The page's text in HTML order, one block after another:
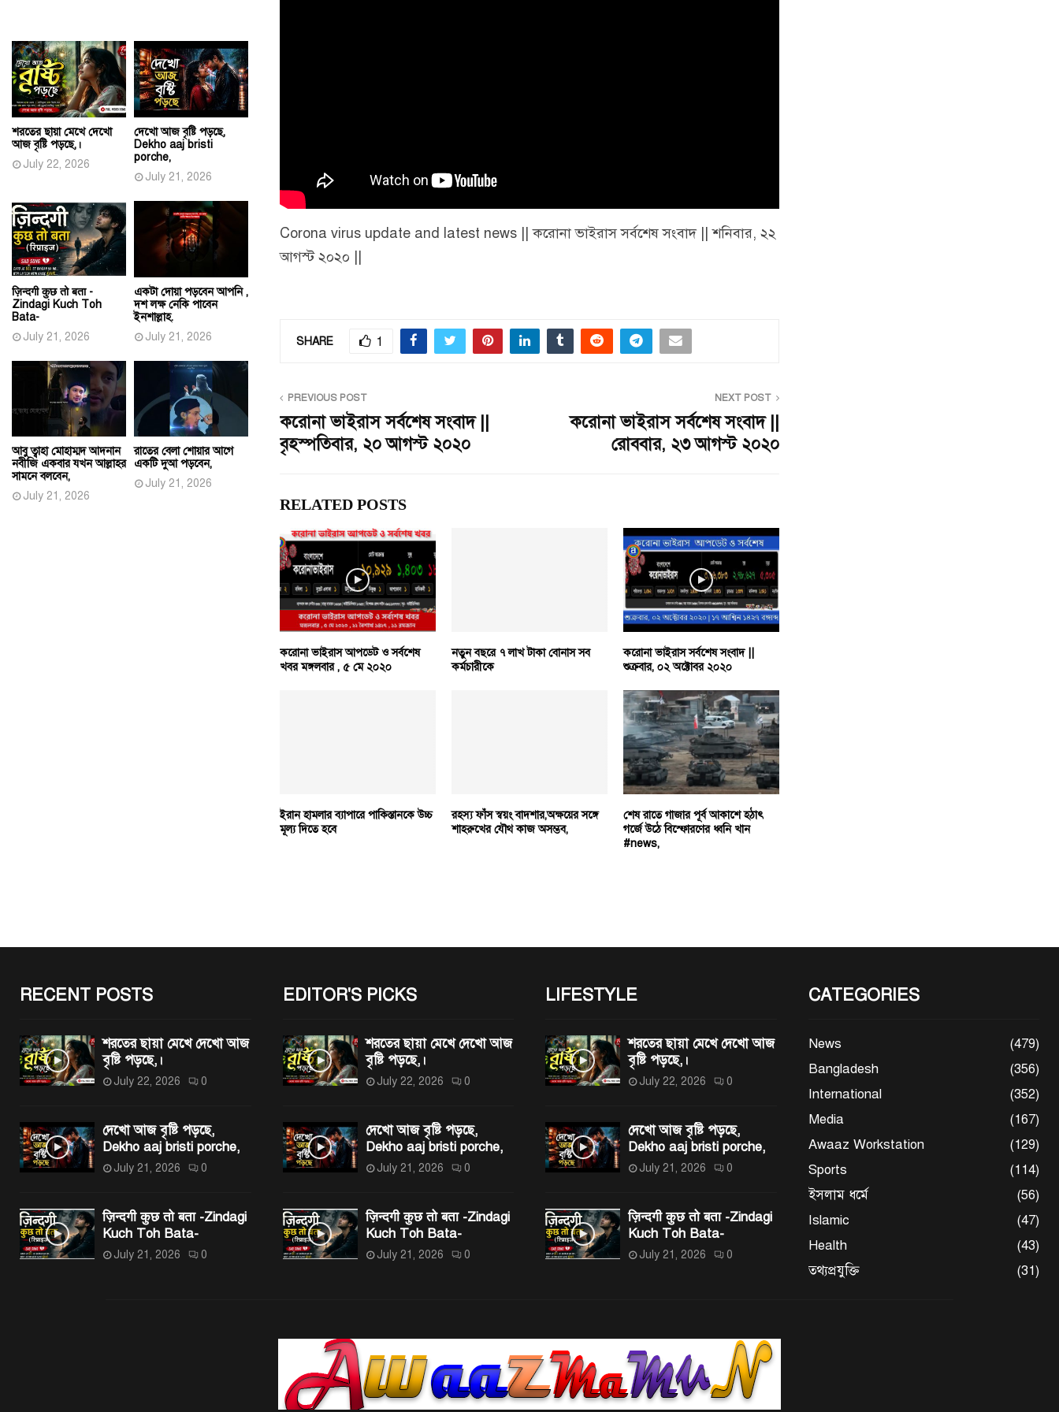
Corona virus update and latest news || করোনা ভাইরাস সর্বশেষ সংবাদ || শনিবার, ২২
আগস্ট ২০২০ ||
SHARE 1
PREVIOUS POST
করোনা ভাইরাস সর্বশেষ সংবাদ ||
বৃহস্পতিবার, ২০ আগস্ট ২০২০
NEXT POST
করোনা ভাইরাস সর্বশেষ সংবাদ ||
রোববার, ২৩ আগস্ট ২০২০
RELATED POSTS
করোনা ভাইরাস আপডেট ও সর্বশেষ
খবর মঙ্গলবার , ৫ মে ২০২০
নতুন বছরে ৭ লাখ টাকা বোনাস সব
কর্মচারীকে
করোনা ভাইরাস সর্বশেষ সংবাদ ||
শুক্রবার, ০২ অক্টোবর ২০২০
ইরান হামলার ব্যাপারে পাকিস্তানকে উচ্চ
মূল্য দিতে হবে
রহস্য ফাঁস স্বয়ং বাদশার,অক্ষয়ের সঙ্গে
শাহরুখের যৌথ কাজ অসম্ভব,
শেষ রাতে গাজার পূর্ব আকাশে হঠাৎ
গর্জে উঠে বিস্ফোরণের ধ্বনি খান
#news,
শরতের ছায়া মেখে দেখো
আজ বৃষ্টি পড়ছে,।
July 22, 2026
দেখো আজ বৃষ্টি পড়ছে,
Dekho aaj bristi
porche,
July 21, 2026
ज़िन्दगी कुछ तो बता -
Zindagi Kuch Toh
Bata-
July 21, 2026
একটা দোয়া পড়বেন আপনি ,
দশ লক্ষ নেকি পাবেন
ইনশাল্লাহ.
July 21, 2026
আবু ত্বাহা মোহাম্মদ আদনান
নবীজি একবার যখন আল্লাহর
সামনে বলবেন,
July 21, 2026
রাতের বেলা শোয়ার আগে
একটি দুআ পড়বেন,
July 21, 2026
RECENT POSTS
শরতের ছায়া মেখে দেখো আজ
বৃষ্টি পড়ছে,।
July 22, 2026 0
দেখো আজ বৃষ্টি পড়ছে,
Dekho aaj bristi porche,
July 21, 2026 0
ज़िन्दगी कुछ तो बता -Zindagi
Kuch Toh Bata-
July 21, 2026 0
EDITOR'S PICKS
শরতের ছায়া মেখে দেখো আজ
বৃষ্টি পড়ছে,।
July 22, 2026 0
দেখো আজ বৃষ্টি পড়ছে,
Dekho aaj bristi porche,
July 21, 2026 0
ज़िन्दगी कुछ तो बता -Zindagi
Kuch Toh Bata-
July 21, 2026 0
LIFESTYLE
শরতের ছায়া মেখে দেখো আজ
বৃষ্টি পড়ছে,।
July 22, 2026 0
দেখো আজ বৃষ্টি পড়ছে,
Dekho aaj bristi porche,
July 21, 2026 0
ज़िन्दगी कुछ तो बता -Zindagi
Kuch Toh Bata-
July 21, 2026 0
CATEGORIES
News
(479)
Bangladesh
(356)
International
(352)
Media
(167)
Awaaz Workstation
(129)
Sports
(114)
ইসলাম ধর্মে
(56)
Islamic
(47)
Health
(43)
তথ্যপ্রযুক্তি
(31)